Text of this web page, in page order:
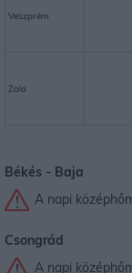
Veszprém
Zala
Békés - Baja
A napi
Csongrád
A napi